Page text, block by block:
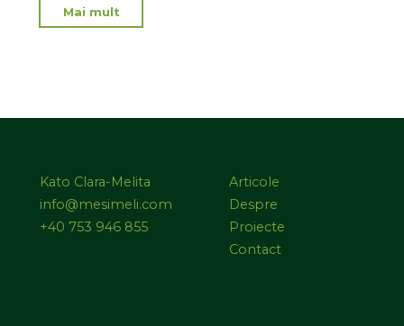
Mai mult
Kato Clara-Melita
info@mesimeli.com
+40 753 946 855
Articole
Despre
Proiecte
Contact